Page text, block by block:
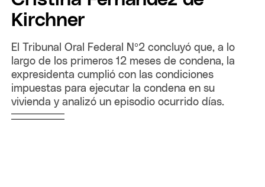
Kirchner
El Tribunal Oral Federal Nº2 concluyó que, a lo
largo de los primeros 12 meses de condena, la
expresidenta cumplió con las condiciones
impuestas para ejecutar la condena en su
vivienda y analizó un episodio ocurrido días.